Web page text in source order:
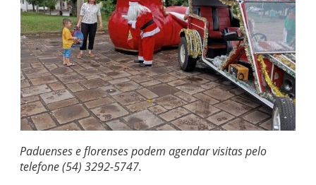
Paduenses e florenses podem agendar visitas pelo
telefone (54) 3292-5747.